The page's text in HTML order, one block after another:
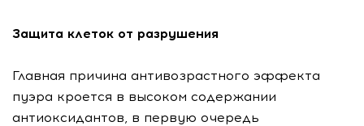
Защита клеток от разрушения
Главная причина антивозрастного эффекта
пуэра кроется в высоком содержании
антиоксидантов, в первую очередь